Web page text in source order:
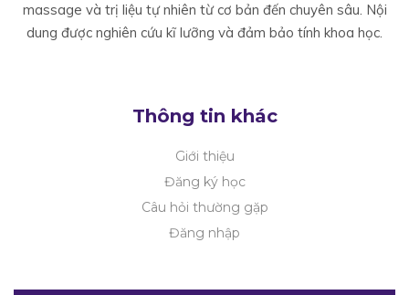
massage và trị liệu tự nhiên từ cơ bản đến chuyên sâu. Nội
dung được nghiên cứu kĩ lưỡng và đảm bảo tính khoa học.
Thông tin khác
Giới thiệu
Đăng ký học
Câu hỏi thường gặp
Đăng nhập